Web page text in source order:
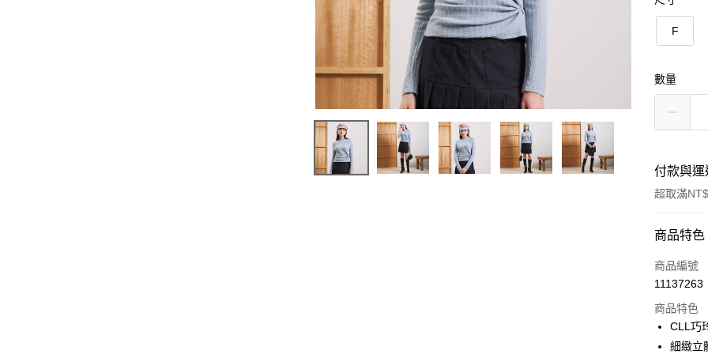
F
數量
付款與
超取滿
付款方式
信用卡一
合作金
超商取貨
商品特色
商品編號
11137263
商品特色
CLL巧
細緻立